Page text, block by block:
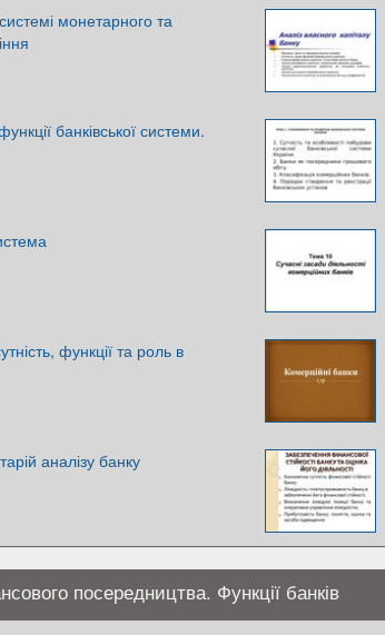
монетарного та
банківської системи.
функції та роль в
аналізу банку
посередництва. Функції банків